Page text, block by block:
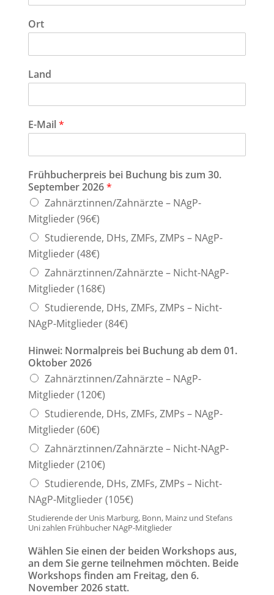
Ort
Land
E-Mail*
Frühbucherpreis bei Buchung bis zum 30.
September 2026*
Zahnärztinnen/Zahnärzte – NAgP-
Mitglieder (96€)
Studierende, DHs, ZMFs, ZMPs – NAgP-
Mitglieder (48€)
Zahnärztinnen/Zahnärzte – Nicht-NAgP-
Mitglieder (168€)
Studierende, DHs, ZMFs, ZMPs – Nicht-
NAgP-Mitglieder (84€)
Hinwei: Normalpreis bei Buchung ab dem 01.
Oktober 2026
Zahnärztinnen/Zahnärzte – NAgP-
Mitglieder (120€)
Studierende, DHs, ZMFs, ZMPs – NAgP-
Mitglieder (60€)
Zahnärztinnen/Zahnärzte – Nicht-NAgP-
Mitglieder (210€)
Studierende, DHs, ZMFs, ZMPs – Nicht-
NAgP-Mitglieder (105€)
Studierende der Unis Marburg, Bonn, Mainz und Stefans
Uni zahlen Frühbucher NAgP-Mitglieder
Wählen Sie einen der beiden Workshops aus,
an dem Sie gerne teilnehmen möchten. Beide
Workshops finden am Freitag, den 6.
November 2026 statt.